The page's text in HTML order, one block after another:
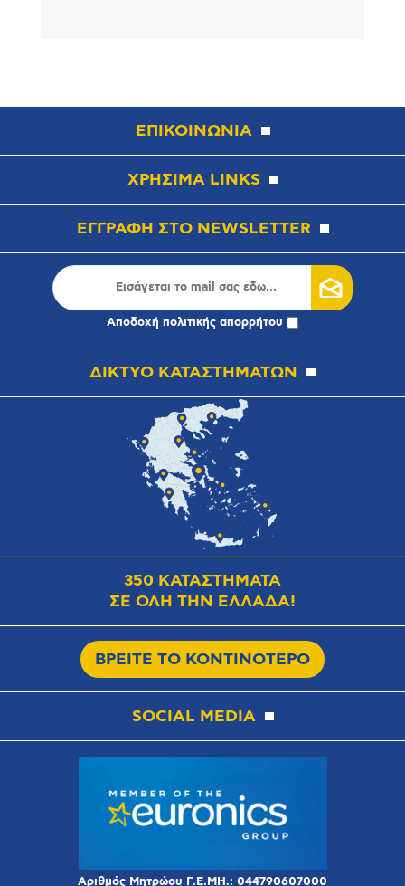
ΕΠΙΚΟΙΝΩΝΙΑ
ΧΡΗΣΙΜΑ LINKS
ΕΓΓΡΑΦΗ ΣΤΟ NEWSLETTER
Αποδοχή πολιτικής απορρήτου
ΔΙΚΤΥΟ ΚΑΤΑΣΤΗΜΑΤΩΝ
350 ΚΑΤΑΣΤΗΜΑΤΑ
ΣΕ ΟΛΗ ΤΗΝ ΕΛΛΑΔΑ!
ΒΡΕΙΤΕ ΤΟ ΚΟΝΤΙΝΟΤΕΡΟ
SOCIAL MEDIA